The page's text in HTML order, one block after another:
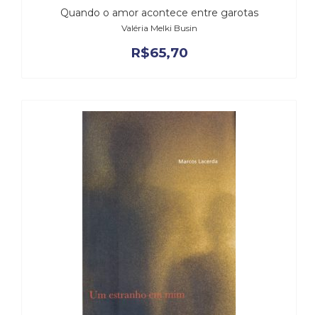
Quando o amor acontece entre garotas
Valéria Melki Busin
R$65,70